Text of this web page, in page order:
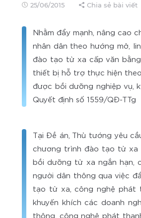
25/06/2015 Chia sẻ bài viết
Nhằm đẩy mạnh, nâng cao
nhân dân theo hướng mở,
đào tạo từ xa cấp văn
thiết bị hỗ trợ thực hiện
được bồi dưỡng nghiệp vụ,
Quyết định số 1559/QĐ-TTg
Tại Đề án, Thủ tướng yêu
chương trình đào tạo từ xa
bồi dưỡng từ xa ngắn hạn,
người dân thông qua việc
tạo từ xa, công nghệ phát
khuyến khích các doanh
thông, công nghệ phát